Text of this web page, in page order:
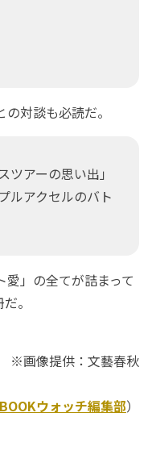
対談も必読だ。
アーの思い出」
ルアクセルのバト
」の全てが詰まって
。
※画像提供：文藝春秋
BOOKウォッチ編集部）